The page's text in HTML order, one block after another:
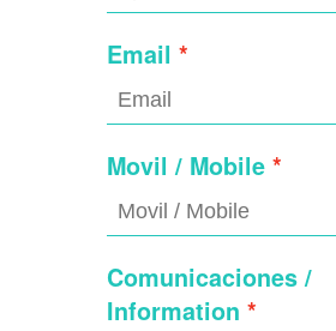
Email
Movil / Mobile
Comunicaciones /
Information